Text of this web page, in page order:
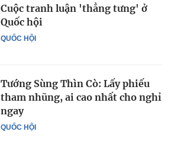
QUỐC HỘI
Cuộc tranh luận 'thẳng tưng' ở
Quốc hội
QUỐC HỘI
Tướng Sùng Thìn Cò: Lấy phiếu
tham nhũng, ai cao nhất cho nghỉ
ngay